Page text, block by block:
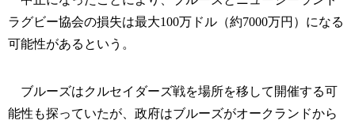
ラグビー協会の損失は最大100万ドル（約7000万円）になる
可能性があるという。
ブルーズはクルセイダーズ戦を場所を移して開催する可
能性も探っていたが、政府はブルーズがオークランドから